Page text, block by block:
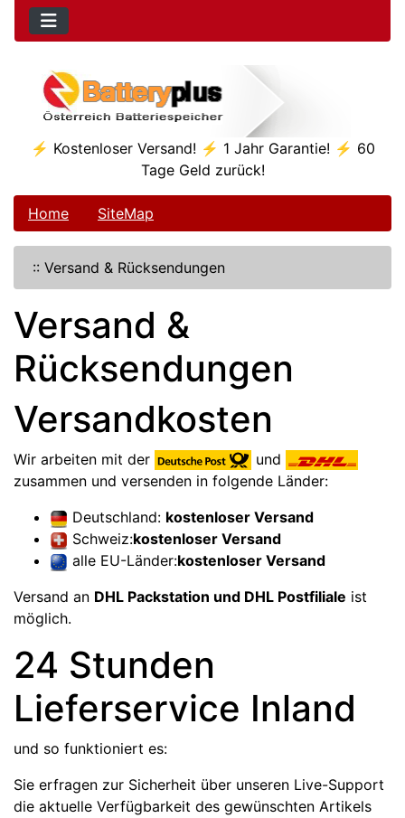
⚡ Kostenloser Versand! ⚡ 1 Jahr Garantie! ⚡ 60
Tage Geld zurück!
Home SiteMap
:: Versand & Rücksendungen
Versand &
Rücksendungen
Versandkosten
Wir arbeiten mit der
und
zusammen und versenden in folgende Länder:
Deutschland: kostenloser Versand
Schweiz:kostenloser Versand
alle EU-Länder:kostenloser Versand
Versand an DHL Packstation und DHL Postfiliale ist
möglich.
24 Stunden
Lieferservice Inland
und so funktioniert es:
Sie erfragen zur Sicherheit über unseren Live-Support
die aktuelle Verfügbarkeit des gewünschten Artikels